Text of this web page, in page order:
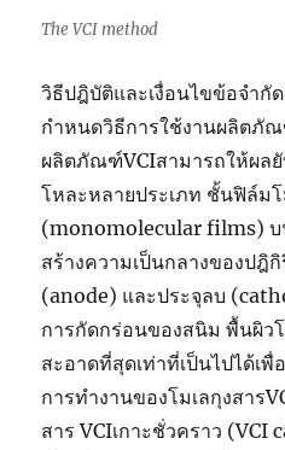
The VCI method
วิธีปฎิบัติและเงื่อนไขข้อจำกั
กำหนดวิธีการใช้งานผลิตภั
ผลิตภัณฑ์VCIสามารถให้ผลยั
โหละหลายประเภท ชั้นฟิล์มโ
(monomolecular films)
สร้างความเป็นกลางของปฎิ
(anode) และประจุลบ
การกัดกร่อนของสนิม พื้นผิว
สะอาดที่สุดเท่าที่เป็นไปได้เ
การทำงานของโมเลกุงสาร
สาร VCIเกาะชั่วคราว (VCI